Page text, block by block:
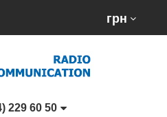
грн
229 60 50